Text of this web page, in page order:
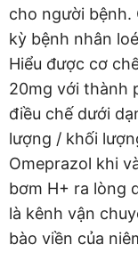
cho người bệnh.
kỳ bệnh nhân
Hiểu được cơ
20mg với thành
điều chế dưới
lượng / khối
Omeprazol khi
bơm H+ ra lòng
là kênh vận
bào viền của